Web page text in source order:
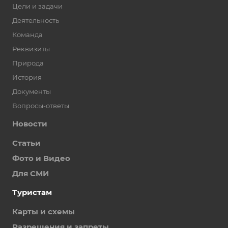
Цели и задачи
Деятельность
Команда
Реквизиты
Природа
История
Документы
Вопросы-ответы
Новости
Статьи
Фото и Видео
Для СМИ
Туристам
Карты и схемы